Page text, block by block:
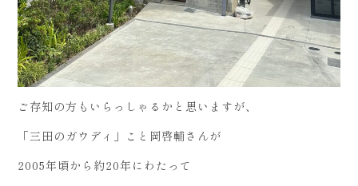
ご存知の方もいらっしゃるかと思いますが、
「三田のガウディ」こと岡啓輔さんが
2005年頃から約20年にわたって